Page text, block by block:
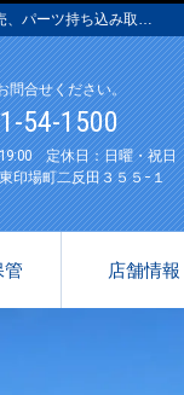
、パーツ持ち込み取…
問合せください。
54-1500
定休日：日曜・祝日
印場町二反田３５５−１
管 店舗情報